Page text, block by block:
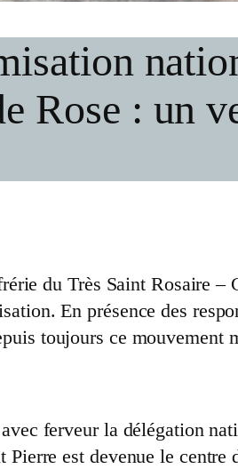
Rose : un
du Très Saint Rosaire –
En présence des
toujours ce mouvement
ferveur la délégation
est devenue le